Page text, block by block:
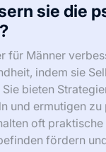
sie die
für Männer
indem sie
bieten
und ermutigen zu
oft
fördern